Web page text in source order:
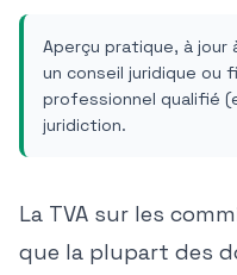
Aperçu pratique, à
un conseil juridique ou
professionnel qualifié
juridiction.
La TVA sur les
que la plupart des